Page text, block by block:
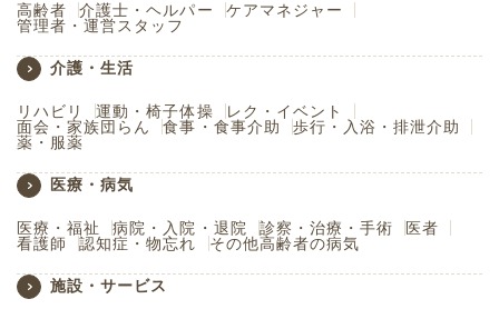
高齢者 介護士・ヘルパー
ケアマネジャー
管理者・運営スタッフ
介護・生活
リハビリ 運動・椅子体操
レク・イベント
面会・家族団らん
食事・食事介助
歩行・入浴・排泄介助
薬・服薬
医療・病気
医療・福祉 病院・入院・退院 診察・治療・手術
医者
看護師
認知症・物忘れ その他高齢者の病気
施設・サービス